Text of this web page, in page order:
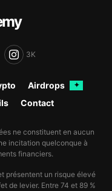
3K
Airdrops ✦
Contact
ne constituent en aucun
incitation quelconque à
financiers.
présentent un risque élevé
de levier. Entre 74 et 89 %